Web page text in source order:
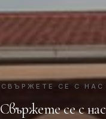
СВЪРЖЕТЕ СЕ С НАС
Свържете се с нас